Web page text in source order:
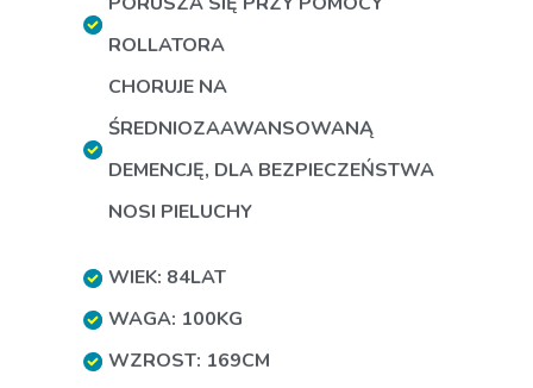
ROLLATORA
CHORUJE NA
ŚREDNIOZAAWANSOWANĄ
DEMENCJĘ, DLA BEZPIECZEŃSTWA
NOSI PIELUCHY
WIEK: 84LAT
WAGA: 100KG
WZROST: 169CM